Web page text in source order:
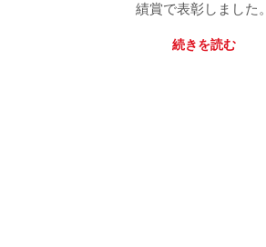
績賞で表彰しました。
続きを読む